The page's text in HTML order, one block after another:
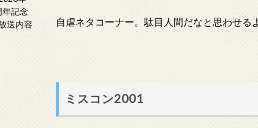
自虐ネタコーナー。駄目人間だなと思わせる
ミスコン2001
年記念
送内容